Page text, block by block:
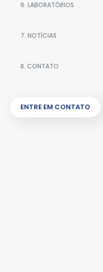
6. LABORATÓRIOS
7. NOTÍCIAS
8. CONTATO
ENTRE EM CONTATO